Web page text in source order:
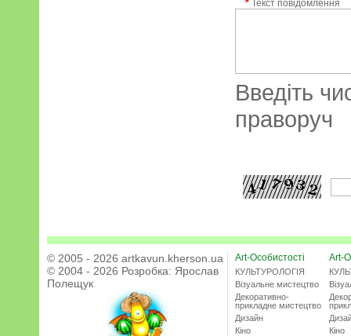
* Текст повідомлення
Введіть
праворуч
© 2005 - 2026 artkavun.kherson.ua
© 2004 - 2026 Розробка: Ярослав
Полещук
Art-Особистості
КУЛЬТУРОЛОГІЯ
Візуальне мистецтво
Декоративно-
прикладне мистецтво
Дизайн
Кіно
Art-
Кіно